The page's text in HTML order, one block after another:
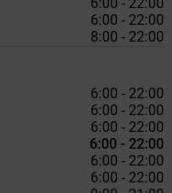
6:00 - 22:00
8:00 - 22:00
6:00 - 22:00
6:00 - 22:00
6:00 - 22:00
6:00 - 22:00
6:00 - 22:00
6:00 - 22:00